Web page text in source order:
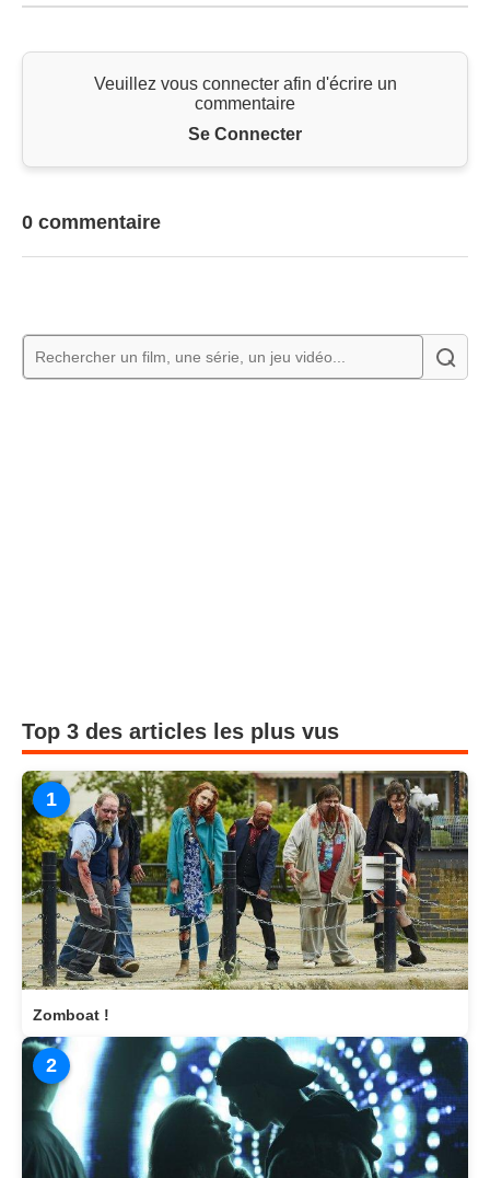
Veuillez vous connecter afin d'écrire un
commentaire
Se Connecter
0 commentaire
Top 3 des articles les plus vus
1
Zomboat !
2